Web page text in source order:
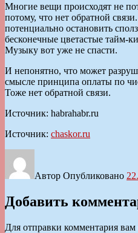
Многие вещи происходят не
потому, что нет обратной
потенциально остановить
бесконечные цветастые тайм-
Музыку вот уже не спасти.
И непонятно, что может
смысле принципа оплаты по
Тоже нет обратной связи.
Источник: habrahabr.ru
Источник: chaskor.ru
Автор Опубликовано
Добавить
Для отправки комментария